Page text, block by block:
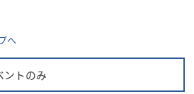
へ
ントのみ